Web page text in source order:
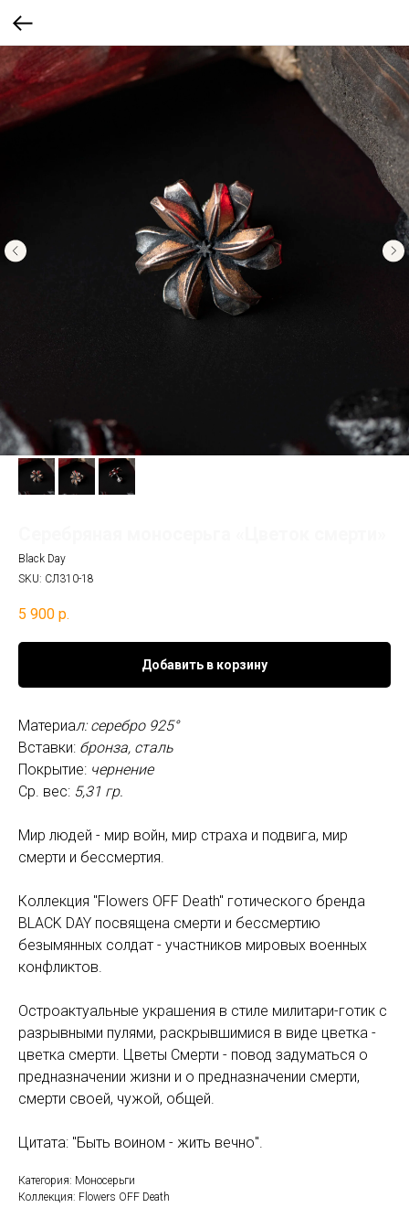
Black Day
SKU: СЛ310-18
5 900 р.
Добавить в корзину
Материал: серебро 925°
Вставки: бронза, сталь
Покрытие: чернение
Ср. вес: 5,31 гр.
Мир людей - мир войн, мир страха и подвига, мир
смерти и бессмертия.
Коллекция "Flowers OFF Death" готического бренда
BLACK DAY посвящена смерти и бессмертию
безымянных солдат - участников мировых военных
конфликтов.
Остроактуальные украшения в стиле милитари-готик с
разрывными пулями, раскрывшимися в виде цветка -
цветка смерти. Цветы Смерти - повод задуматься о
предназначении жизни и о предназначении смерти,
смерти своей, чужой, общей.
Цитата: "Быть воином - жить вечно".
Категория: Моносерьги
Коллекция: Flowers OFF Death